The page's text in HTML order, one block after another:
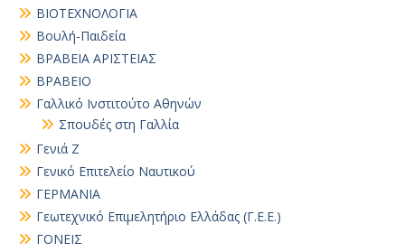
ΒΙΟΤΕΧΝΟΛΟΓΙΑ
Βουλή-Παιδεία
ΒΡΑΒΕΙΑ ΑΡΙΣΤΕΙΑΣ
ΒΡΑΒΕΙΟ
Γαλλικό Ινστιτούτο Αθηνών
Σπουδές στη Γαλλία
Γενιά Ζ
Γενικό Επιτελείο Ναυτικού
ΓΕΡΜΑΝΙΑ
Γεωτεχνικό Επιμελητήριο Ελλάδας (Γ.Ε.Ε.)
ΓΟΝΕΙΣ